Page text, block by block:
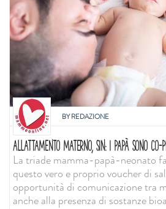
BYREDAZIONE
ALLATTAMENTO MATERNO, SIN: I PAPÀ SONO CO-
La triade mamma-papà-neonato
questo vero e proprio voucher di
opportunità di comunicazione tra
anche alla presenza di sostanze